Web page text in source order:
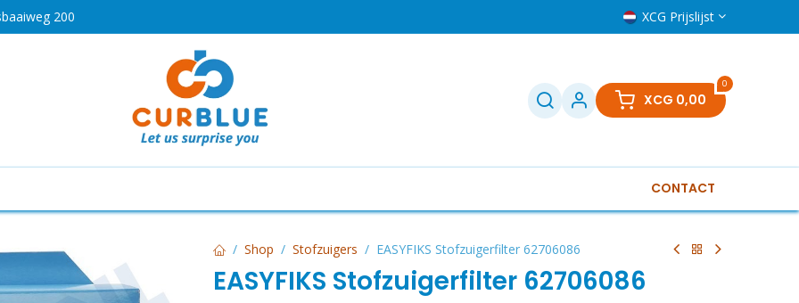
200 XCG Prijslijst
0
XCG 0,00
HOT
Boilers
CONTACT
Shop Stofzuigers EASYFIKS Stofzuigerfilter 62706086
EASYFIKS Stofzuigerfilter 62706086